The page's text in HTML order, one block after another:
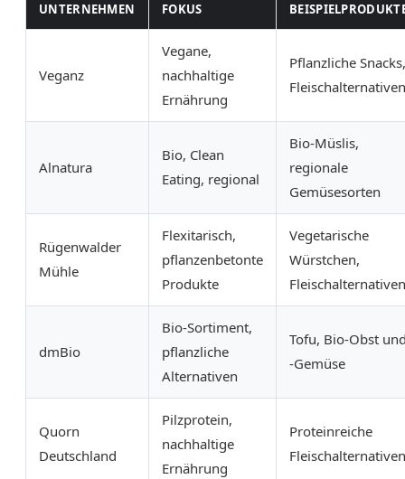
UNTERNEHMEN FOKUS
Veganz
Vegane,
nachhaltige
Ernährung
Pflanzliche Snacks,
Fleischalternativen
Alnatura
Bio, Clean
Eating, regional
Bio-Müslis,
regionale
Gemüsesorten
Rügenwalder
Mühle
Flexitarisch,
pflanzenbetonte
Produkte
Vegetarische
Würstchen,
Fleischalternativen
dmBio
Bio-Sortiment,
pflanzliche
Alternativen
Tofu, Bio-Obst
-Gemüse
Quorn
Deutschland
Pilzprotein,
nachhaltige
Ernährung
Proteinreiche
Fleischalternativen